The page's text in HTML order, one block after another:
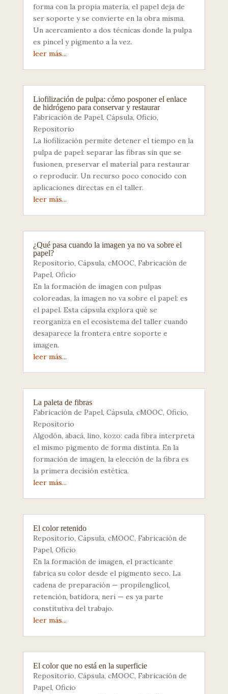
forma con la propia materia, el papel deja de
ser soporte y se convierte en la obra misma.
Un acercamiento a dos técnicas donde la pulpa
es pincel y pigmento a la vez.
leer más...
Liofilización de pulpa: cómo posponer el enlace
de hidrógeno para conservar y restaurar
Fabricación de Papel, Cápsula, Oficio,
Repositorio
La liofilización permite detener el tiempo en la
pulpa de papel: separar las fibras sin que se
fusionen, preservar el material para restaurar
o reproducir. Un recurso poco conocido con
aplicaciones directas en el taller.
leer más...
¿Qué pasa cuando la imagen ya no va sobre el
papel?
Repositorio, Cápsula, cMOOC, Fabricación de
Papel, Oficio
En la formación de imagen con pulpas
coloreadas, la imagen no va sobre el papel: es
el papel. Esta cápsula explora qué se
reorganiza en el ecosistema del taller cuando
desaparece la frontera entre soporte e
imagen.
leer más...
La paleta de fibras
Fabricación de Papel, Cápsula, cMOOC, Oficio,
Repositorio
Algodón, abacá, lino, kozo: cada fibra interpreta
el mismo pigmento de forma distinta. En la
formación de imagen, la elección de la fibra es
la primera decisión estética.
leer más...
El color retenido
Repositorio, Cápsula, cMOOC, Fabricación de
Papel, Oficio
En la formación de imagen, el practicante
fabrica su color desde el pigmento seco. La
cadena de preparación — propilenglicol,
retención, batidora, neri — es ya parte
constitutiva del trabajo.
leer más...
El color que no está en la superficie
Repositorio, Cápsula, cMOOC, Fabricación de
Papel, Oficio